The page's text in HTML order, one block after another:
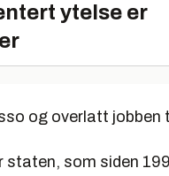
ytelse er
og overlatt jobben
staten, som siden